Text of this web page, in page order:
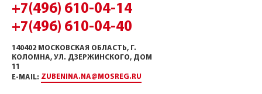
+7(496) 610-04-14
+7(496) 610-04-40
140402 МОСКОВСКАЯ ОБЛАСТЬ, Г.
КОЛОМНА, УЛ. ДЗЕРЖИНСКОГО, ДОМ
11
E-MAIL: ZUBENINA.NA@MOSREG.RU